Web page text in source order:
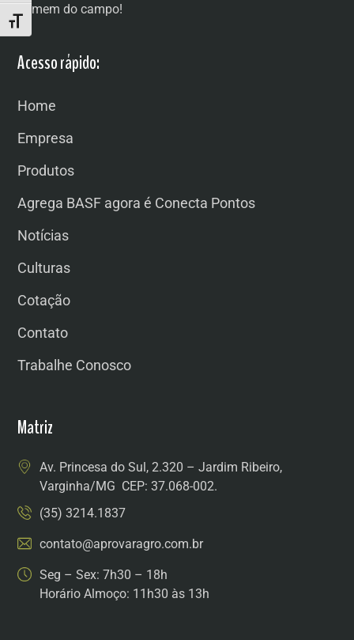
ALTERNAR TAMANHO DA FONTE
homem do campo!
Acesso rápido:
Home
Empresa
Produtos
Agrega BASF agora é Conecta Pontos
Notícias
Culturas
Cotação
Contato
Trabalhe Conosco
Matriz
Av. Princesa do Sul, 2.320 – Jardim Ribeiro,
Varginha/MG CEP: 37.068-002.
(35) 3214.1837
contato@aprovaragro.com.br
Seg – Sex: 7h30 – 18h
Horário Almoço: 11h30 às 13h